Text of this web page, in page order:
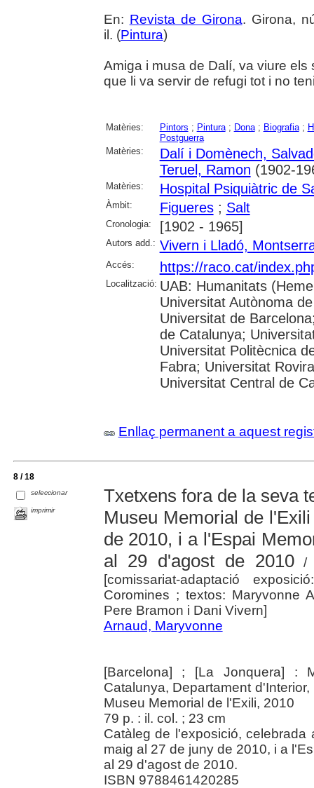
En: Revista de Girona. Girona,
il. (Pintura)
Amiga i musa de Dalí, va viure
que li va servir de refugi tot i no
Matèries: Pintors ; Pintura; Dona; Biografia;
Postguerra
Matèries:
Dalí i Domènech,
Teruel, Ramon (1902-
Matèries: Hospital Psiquiàtric de
Àmbit: Figueres; Salt
Cronologia: [1902 - 1965]
Autors add.: Vivern i Lladó,
Accés: https://raco.cat/
Localització: UAB: Humanitats
Universitat Autònoma
Universitat de
de Catalunya;
Universitat Politècnica
Fabra; Universitat
Universitat Central de
Enllaç permanent a aquest
8 / 18
seleccionar
imprimir
Txetxens fora de la seva
Museu Memorial de
de 2010, i a l'Espai
al 29 d'agost de 2010/
[comissariat-adaptació
Coromines ; textos: Maryvonne
Pere Bramon i Dani Vivern]
Arnaud, Maryvonne
[Barcelona] ; [La Jonquera] :
Catalunya, Departament
Museu Memorial de l'Exili, 2010
79 p. : il. col. ; 23 cm
Catàleg de l'exposició,
maig al 27 de juny de 2010, i a
al 29 d'agost de 2010.
ISBN 9788461420285